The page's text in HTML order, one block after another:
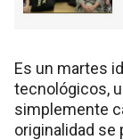
Es un martes
tecnológicos,
simplemente
originalidad se